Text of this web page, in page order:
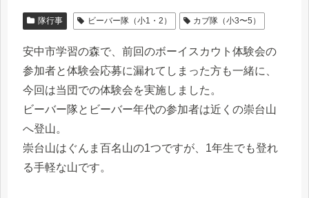
隊行事 ビーバー隊（小1・2） カブ隊（小3〜5）
安中市学習の森で、前回のボーイスカウト体験会の
参加者と体験会応募に漏れてしまった方も一緒に、
今回は当団での体験会を実施しました。
ビーバー隊とビーバー年代の参加者は近くの崇台山
へ登山。
崇台山はぐんま百名山の1つですが、1年生でも登れ
る手軽な山です。